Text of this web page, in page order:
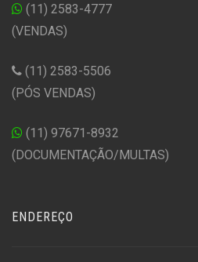
(11) 2583-4777
(VENDAS)
(11) 2583-5506
(PÓS VENDAS)
(11) 97671-8932
(DOCUMENTAÇÃO/MULTAS)
ENDEREÇO